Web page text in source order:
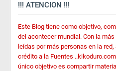
!!! ATENCION !!!
Este Blog tiene como objetivo,
del acontecer mundial. Con la
leídas por más personas en la
crédito a la Fuentes
único objetivo es compartir